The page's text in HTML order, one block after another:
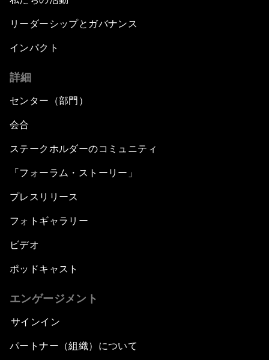
リーダーシップとガバナンス
インパクト
詳細
センター（部門）
会合
ステークホルダーのコミュニティ
「フォーラム・ストーリー」
プレスリリース
フォトギャラリー
ビデオ
ポッドキャスト
エンゲージメント
サインイン
パートナー（組織）について